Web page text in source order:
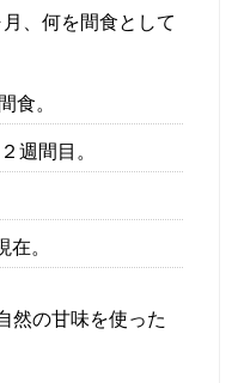
、何を間食として
食。
週間目。
。
然の甘味を使った